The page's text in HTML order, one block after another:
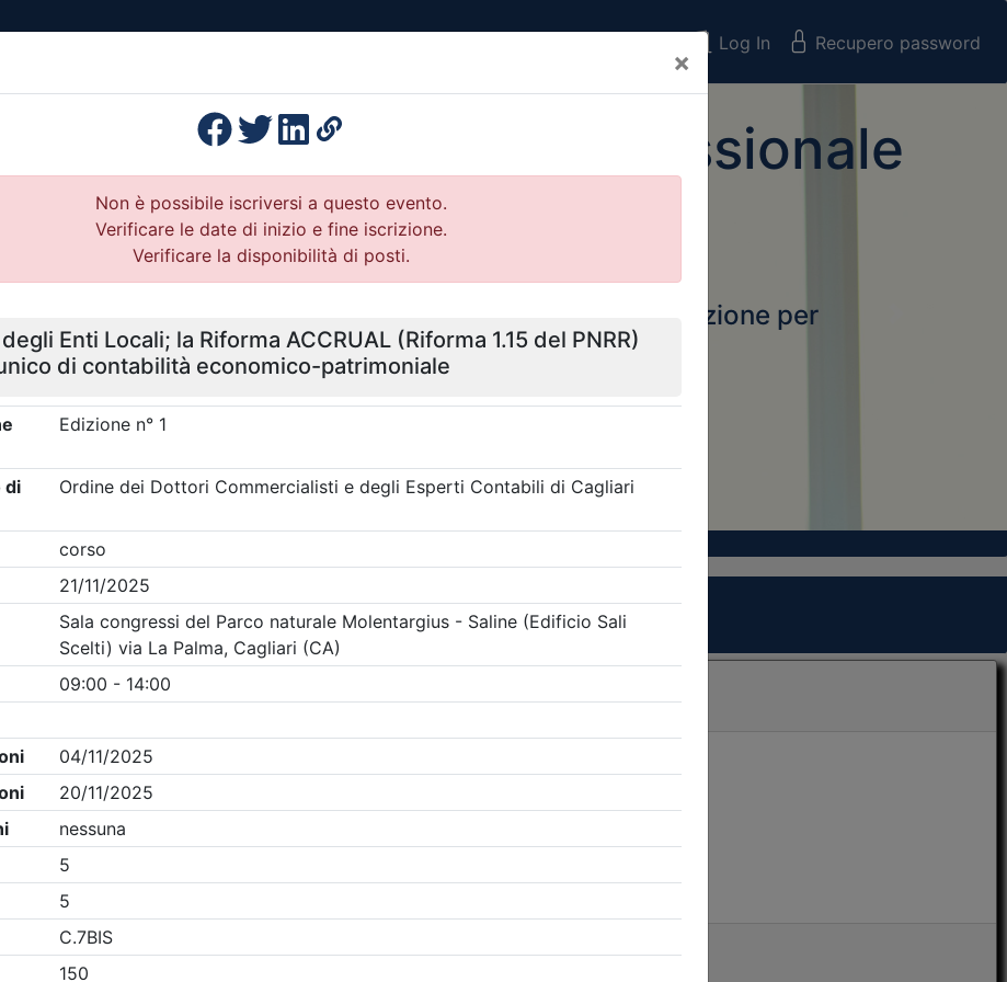
×
Log In Recupero password
Formazione Professionale
Continua
Il portale della formazione per
Ordini e Collegi
Clicca qui - espandi la sezione dei filtri ricerca eventi
- Eventi in programma dal
Nessun risultato per i parametri inseriti